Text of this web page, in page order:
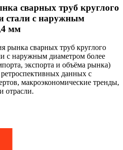
сварных труб круглого
стали с наружным
мм
рынка сварных труб круглого
с наружным диаметром более
экспорта и объёма рынка)
данных с
макроэкономические тренды,
отрасли.